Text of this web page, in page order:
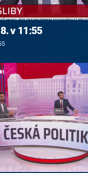
v 11:55